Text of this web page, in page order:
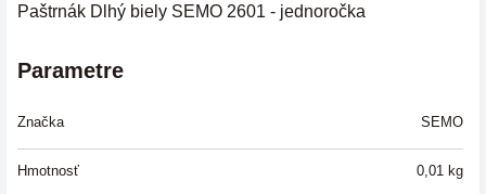
Paštrnák Dlhý biely SEMO 2601 - jednoročka
Parametre
Značka SEMO
Hmotnosť 0,01 kg